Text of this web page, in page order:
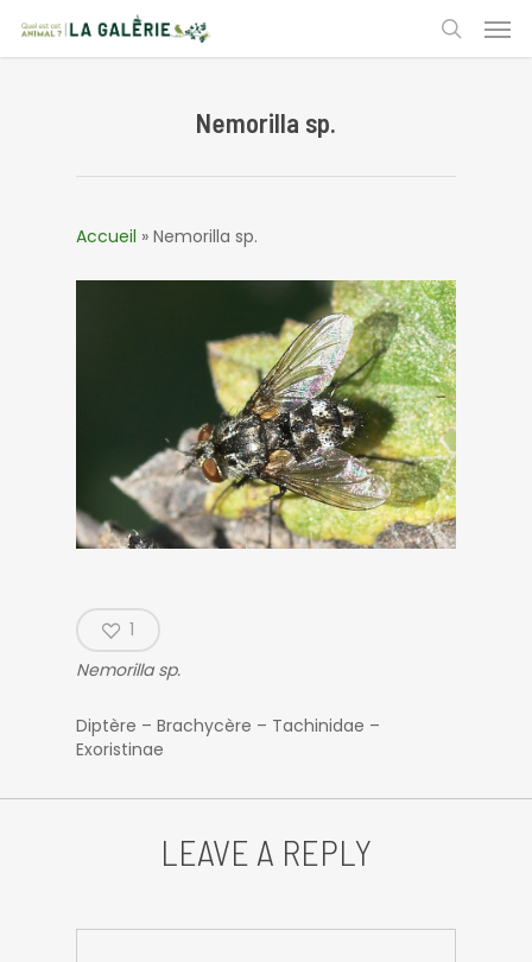
main
search
Nemorilla sp.
Accueil » Nemorilla sp.
1
Nemorilla sp.
Diptère – Brachycère – Tachinidae –
Exoristinae
LEAVE A REPLY